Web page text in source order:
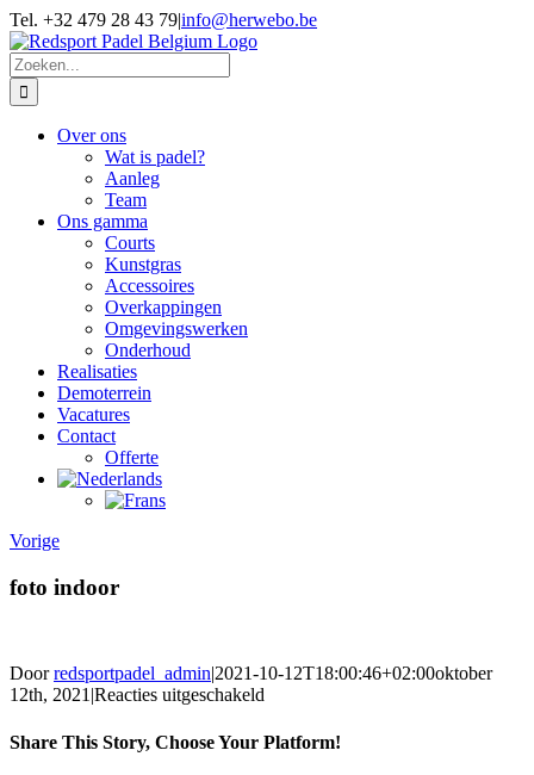
Skip
to
content
Tel. +32 479 28 43 79|info@herwebo.be
Zoeken
naar:
Over ons
Wat is padel?
Aanleg
Team
Ons gamma
Courts
Kunstgras
Accessoires
Overkappingen
Omgevingswerken
Onderhoud
Realisaties
Demoterrein
Vacatures
Contact
Offerte
Vorige
foto indoor
Doorredsportpadel_admin|2021-10-12T18:00:46+02:00oktober
12th, 2021|Reacties uitgeschakeld
indoor
Share This Story, Choose Your Platform!